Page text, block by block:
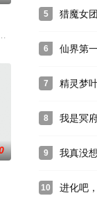
越途中，鸡佬喔感染了
于偶然原因，到了
5 猎魔女
6 仙界第
7 精灵梦
8 我是冥
9 我真没
10 进化吧